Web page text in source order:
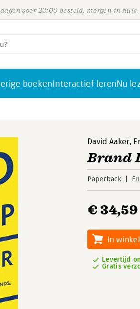
voor 23:00 besteld, morgen in huis
boekenInteractief lerenNu
David Aaker,
Brand
Paperback
€ 34,59
In
Levertijd
Gratis